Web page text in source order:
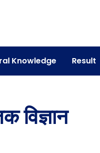
Knowledge Result
विज्ञान